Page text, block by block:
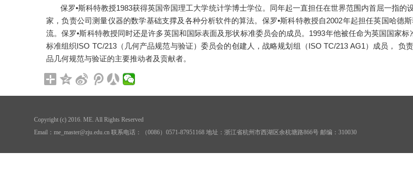
保罗•斯科特教授1983获得英国帝国理工大学统计学博士学位。同年起一直担任在世界范围内首屈一指
家，负责公司测量仪器的数学基础支撑及各种分析软件的算法。保罗•斯科特教授自2002年起担任英国哈德
流。保罗•斯科特教授同时还是许多英国和国际表面及形状标准委员会的成员。1993年他被任命为英国国家
标准组织ISO TC/213（几何产品规范与验证）委员会的创建人，战略规划组（ISO TC/213 AG1）成员， 负
品几何规范与验证的主要推动者及贡献者。
Copyright (c) 2016. ME. All Rights Reserved
Email：me_master@zju.edu.cn 联系电话：（0086）0571-87951168 地址：浙江省杭州市西湖区余杭塘路866号 邮编：310030